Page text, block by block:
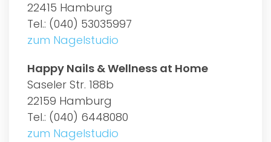
22415 Hamburg
Tel.: (040) 53035997
zum Nagelstudio
Happy Nails & Wellness at Home
Saseler Str. 188b
22159 Hamburg
Tel.: (040) 6448080
zum Nagelstudio